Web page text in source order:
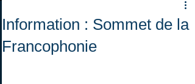
Information : Sommet de la
Francophonie